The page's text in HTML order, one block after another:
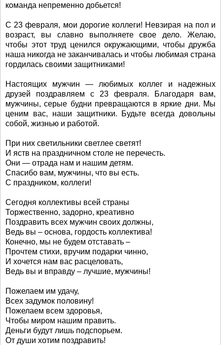
команда непременно добьется!
С 23 февраля, мои дорогие коллеги! Невзирая на пол и
возраст, вы славно выполняете свое дело. Желаю,
чтобы этот труд ценился окружающими, чтобы дружба
наша никогда не заканчивалась и чтобы любимая страна
гордилась своими защитниками!
Настоящих мужчин — любимых коллег и надежных
друзей поздравляем с 23 февраля. Благодаря вам,
мужчины, серые будни превращаются в яркие дни. Мы
ценим вас, наши защитники. Будьте всегда довольны
собой, жизнью и работой.
При них светильники светлее светят!
И яств на праздничном столе не перечесть.
Они — отрада нам и нашим детям.
Спасибо вам, мужчины, что вы есть.
С праздником, коллеги!
Сегодня коллективы всей страны
Торжественно, задорно, креативно
Поздравить всех мужчин своих должны,
Ведь вы – основа, гордость коллектива!
Конечно, мы не будем отставать –
Прочтем стихи, вручим подарки чинно,
И хочется нам вас расцеловать,
Ведь вы и вправду – лучшие, мужчины!
Пожелаем им удачу,
Всех задумок половину!
Пожелаем всем здоровья,
Чтобы миром нашим править.
Деньги будут лишь подспорьем.
От души хотим поздравить!